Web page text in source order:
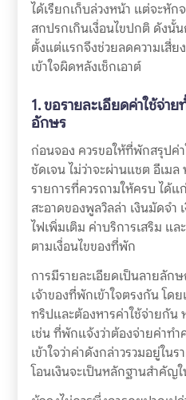
ได้เรียกเก็บล่วงหน้า แต่จะหัก
สกปรกเกินเงื่อนไขปกติ ดังนั้
ตั้งแต่แรกจึงช่วยลดความเสี่ย
เข้าใจผิดหลังเช็กเอาต์
1. ขอรายละเอียดค่าใช้จ่
อักษร
ก่อนจอง ควรขอให้ที่พักสรุปค่
ชัดเจน ไม่ว่าจะผ่านแชต อีเม
รายการที่ควรถามให้ครบ ได้แ
สะอาดของพูลวิลล่า เงินมัดจำ
ไฟเพิ่มเติม ค่าบริการเสริม แ
ตามเงื่อนไขของที่พัก
การมีรายละเอียดเป็นลายลั
เจ้าของที่พักเข้าใจตรงกัน โ
ทริปและต้องหารค่าใช้จ่ายกัน
เช่น ที่พักแจ้งว่าต้องจ่ายค่าท
เข้าใจว่าค่าดังกล่าวรวมอยู่ใ
โอนเงินจะเป็นหลักฐานสำคัญใ